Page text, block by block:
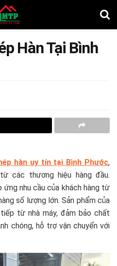
Hàn Tại Bình
hàn uy tín tại Bình Phước,
các thương hiệu hàng đầu.
ứng nhu cầu của khách hàng từ
số lượng lớn. Sản phẩm của
từ nhà máy, đảm bảo chất
chóng, hỗ trợ vận chuyển với